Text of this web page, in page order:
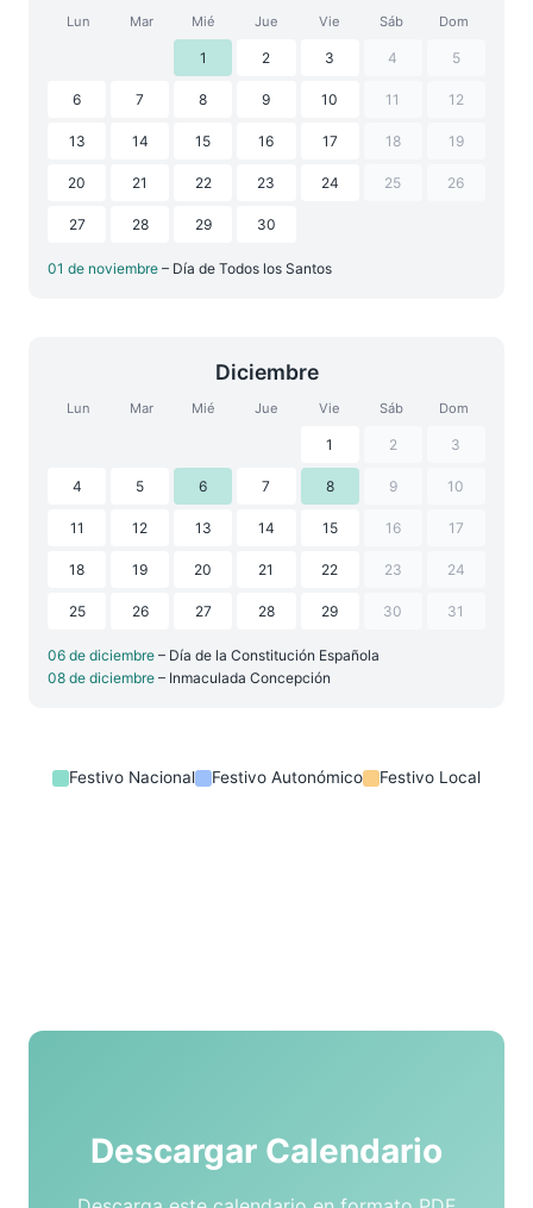
Lun Mar Mié Jue Vie Sáb Dom
1 2 3 4 5
6 7 8 9 10 11 12
13 14 15 16 17 18 19
20 21 22 23 24 25 26
27 28 29 30
01 de noviembre – Día de Todos los Santos
Diciembre
Lun Mar Mié Jue Vie Sáb Dom
1 2 3
4 5 6 7 8 9 10
11 12 13 14 15 16 17
18 19 20 21 22 23 24
25 26 27 28 29 30 31
06 de diciembre – Día de la Constitución Española
08 de diciembre – Inmaculada Concepción
Festivo Nacional Festivo Autonómico Festivo Local
Descargar Calendario